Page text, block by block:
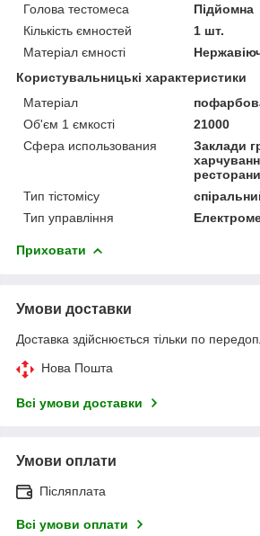
Голова тестомеса
Підйомна
Кількість ємностей
1 шт.
Матеріал ємності
Користувальницькі характеристики
Матеріал
Об'єм 1 ємкості
21000
Сфера использования
Заклади
ресторани
Тип тістомісу
Тип управління
Приховати
Умови доставки
Доставка здійснюється тільки по
Нова Пошта
Всі умови доставки
Умови оплати
Післяплата
Всі умови оплати